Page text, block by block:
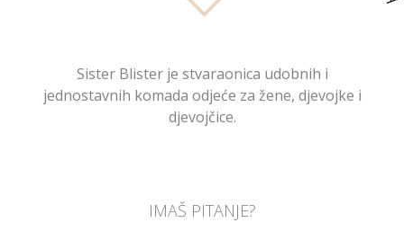
Sister Blister je stvaraonica udobnih i
jednostavnih komada odjeće za žene, djevojke i
djevojčice.
IMAŠ PITANJE?